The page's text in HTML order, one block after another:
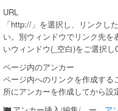
URL
「http://」を選択し、リンクし
い。別ウィンドウでリンク先
いウィンドウ(_空白)をご選択し
ページ内のアンカー
ページ内へのリンクを作成す
所にアンカーを作成してから設